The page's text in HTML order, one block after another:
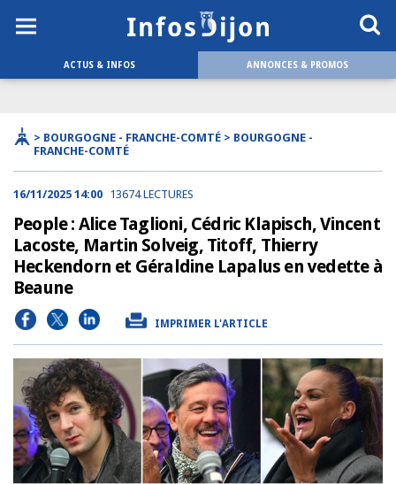
ACTUS & INFOS ANNONCES & PROMOS
> BOURGOGNE - FRANCHE-COMTÉ > BOURGOGNE -
FRANCHE-COMTÉ
16/11/2025 14:00 13674 LECTURES
People : Alice Taglioni, Cédric Klapisch, Vincent
Lacoste, Martin Solveig, Titoff, Thierry
Heckendorn et Géraldine Lapalus en vedette à
Beaune
IMPRIMER L'ARTICLE